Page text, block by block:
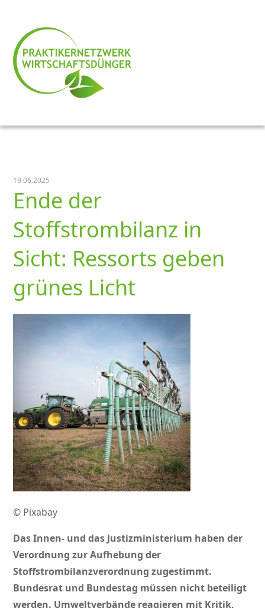
19.06.2025
Ende der
Stoffstrombilanz in
Sicht: Ressorts geben
grünes Licht
© Pixabay
Das Innen- und das Justizministerium haben der
Verordnung zur Aufhebung der
Stoffstrombilanzverordnung zugestimmt.
Bundesrat und Bundestag müssen nicht beteiligt
werden. Umweltverbände reagieren mit Kritik,